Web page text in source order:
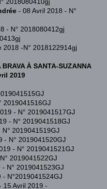
- 08 Avril 2018 - N°
- N° 2018080412gj
2018 -N° 2018122914gj
BRAVA À SANTA-SUZANNA
2019
2019041516GJ
- N° 2019041517GJ
- N° 2019041518GJ
2019041519GJ
- N° 2019041520GJ
- N° 2019041521GJ
2019041522GJ
N° 2019041523GJ
- N°2019041524GJ
15 Avril 2019 -